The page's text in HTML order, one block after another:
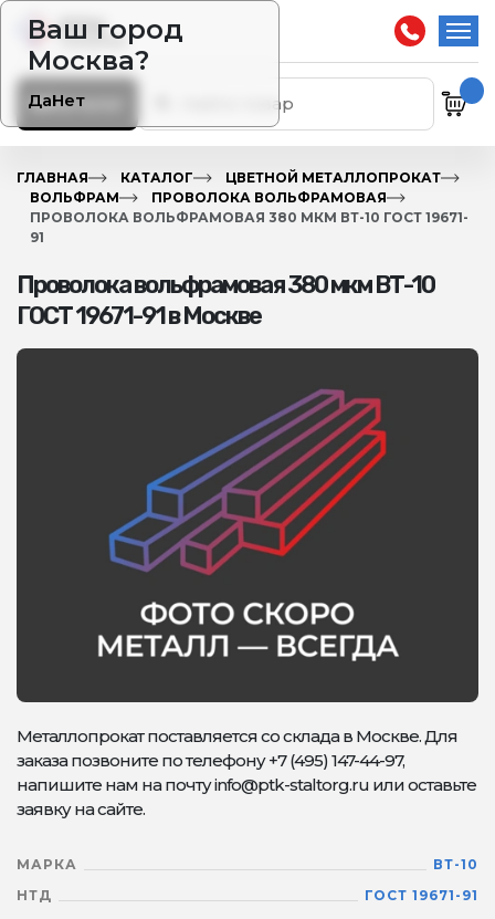
Ваш город
Москва?
ДаНет
Каталог
ГЛАВНАЯ КАТАЛОГ
ЦВЕТНОЙ МЕТАЛЛОПРОКАТ
ВОЛЬФРАМ
ПРОВОЛОКА ВОЛЬФРАМОВАЯ
ПРОВОЛОКА ВОЛЬФРАМОВАЯ 380 МКМ ВТ-10 ГОСТ 19671-
91
Проволока вольфрамовая 380 мкм ВТ-10
ГОСТ 19671-91 в Москве
Металлопрокат поставляется со склада в Москве. Для
заказа позвоните по телефону +7 (495) 147-44-97,
напишите нам на почту info@ptk-staltorg.ru или оставьте
заявку на сайте.
МАРКА
ВТ-10
НТД
ГОСТ 19671-91